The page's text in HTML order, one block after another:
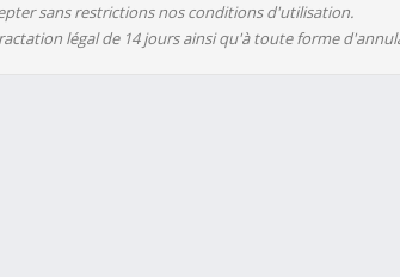
sans restrictions nos conditions d'utilisation.
légal de 14 jours ainsi qu'à toute forme